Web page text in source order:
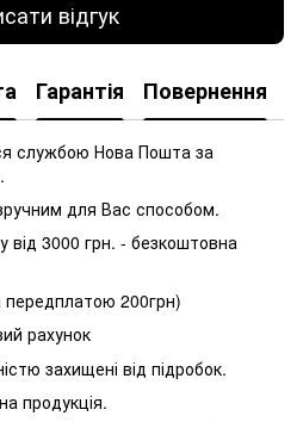
відгук
Гарантія Повернення
службою Нова Пошта за
для Вас способом.
від 3000 грн. - безкоштовна
200грн)
рахунок
захищені від підробок.
продукція.